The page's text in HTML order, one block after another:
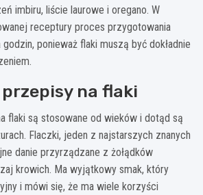
imbiru, liście laurowe i oregano. W
receptury proces przygotowania
ponieważ flaki muszą być dokładnie
na flaki
flaki są stosowane od wieków i dotąd są
Flaczki, jeden z najstarszych znanych
danie przyrządzane z żołądków
krowich. Ma wyjątkowy smak, który
i mówi się, że ma wiele korzyści